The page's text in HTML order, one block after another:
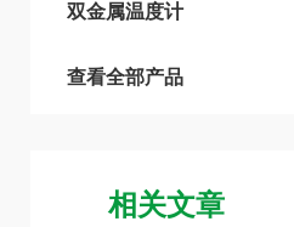
双金属温度计
查看全部产品
相关文章